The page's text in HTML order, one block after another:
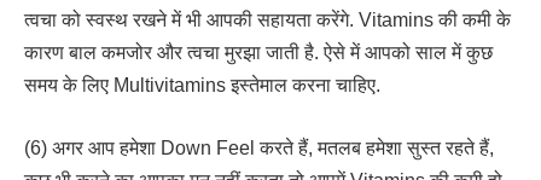
त्वचा को स्वस्थ रखने में भी आपकी सहायता करेंगे. Vitamins की कमी के
कारण बाल कमजोर और त्वचा मुरझा जाती है. ऐसे में आपको साल में कुछ
समय के लिए Multivitamins इस्तेमाल करना चाहिए.
(6) अगर आप हमेशा Down Feel करते हैं, मतलब हमेशा सुस्त रहते हैं,